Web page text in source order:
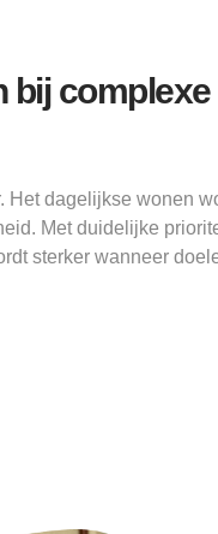
bij complexe
dagelijkse wonen
Met duidelijke
sterker wanneer